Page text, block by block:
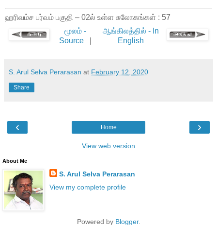
ஹரிவம்ச பர்வம் பகுதி – 02ல் உள்ள சுலோகங்கள் : 57
மூலம் -
Source|
ஆங்கிலத்தில் - In
English
S. Arul Selva Perarasan at February 12, 2020
Share
‹ ›
Home
View web version
About Me
S. Arul Selva Perarasan
View my complete profile
Powered by Blogger.